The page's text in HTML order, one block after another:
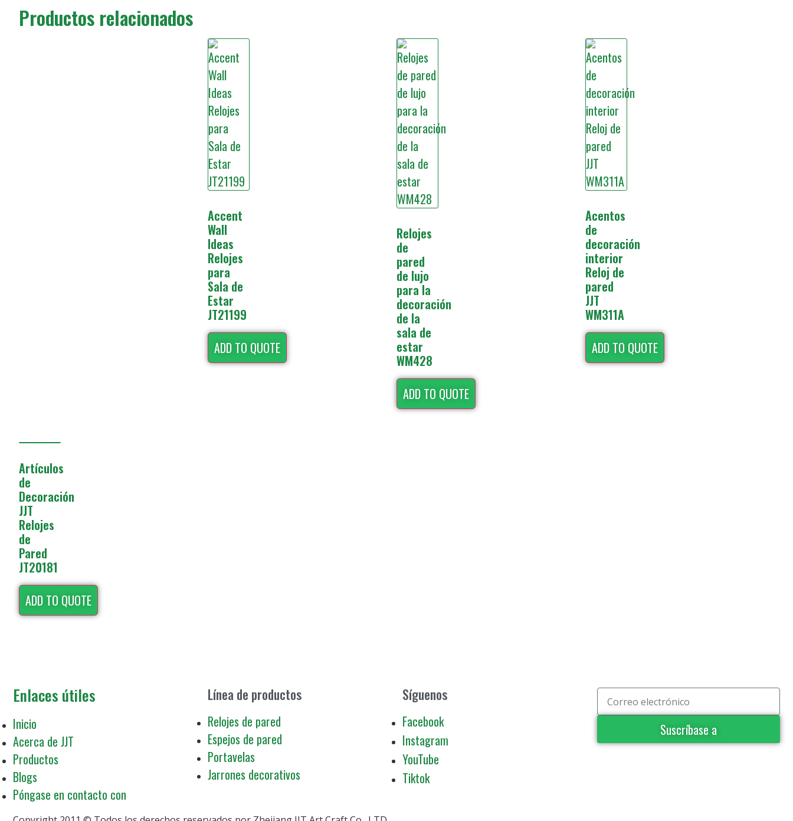
Productos relacionados
Accent
Wall
Ideas
Relojes
para
Sala de
Estar
JT21199
ADD TO QUOTE
Relojes
de
pared
de lujo
para la
decoración
de la
sala de
estar
WM428
ADD TO QUOTE
Acentos
de
decoración
interior
Reloj de
pared
JJT
WM311A
ADD TO QUOTE
Artículos
de
Decoración
JJT
Relojes
de
Pared
JT20181
ADD TO QUOTE
Enlaces útiles
Inicio
Acerca de JJT
Productos
Blogs
Póngase en contacto con
Línea de productos
Relojes de pared
Espejos de pared
Portavelas
Jarrones decorativos
Síguenos
Facebook
Instagram
YouTube
Tiktok
Suscríbase a